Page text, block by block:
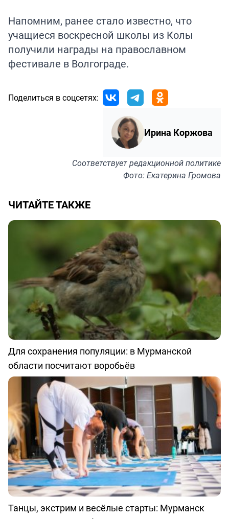
Напомним, ранее стало известно, что
учащиеся воскресной школы из Колы
получили награды на православном
фестивале в Волгограде.
Поделиться в соцсетях:
Ирина Коржова
Соответствуетредакционной политике
Фото: Екатерина Громова
ЧИТАЙТЕ ТАКЖЕ
Для сохранения популяции: в Мурманской
области посчитают воробьёв
Танцы, экстрим и весёлые старты: Мурманск